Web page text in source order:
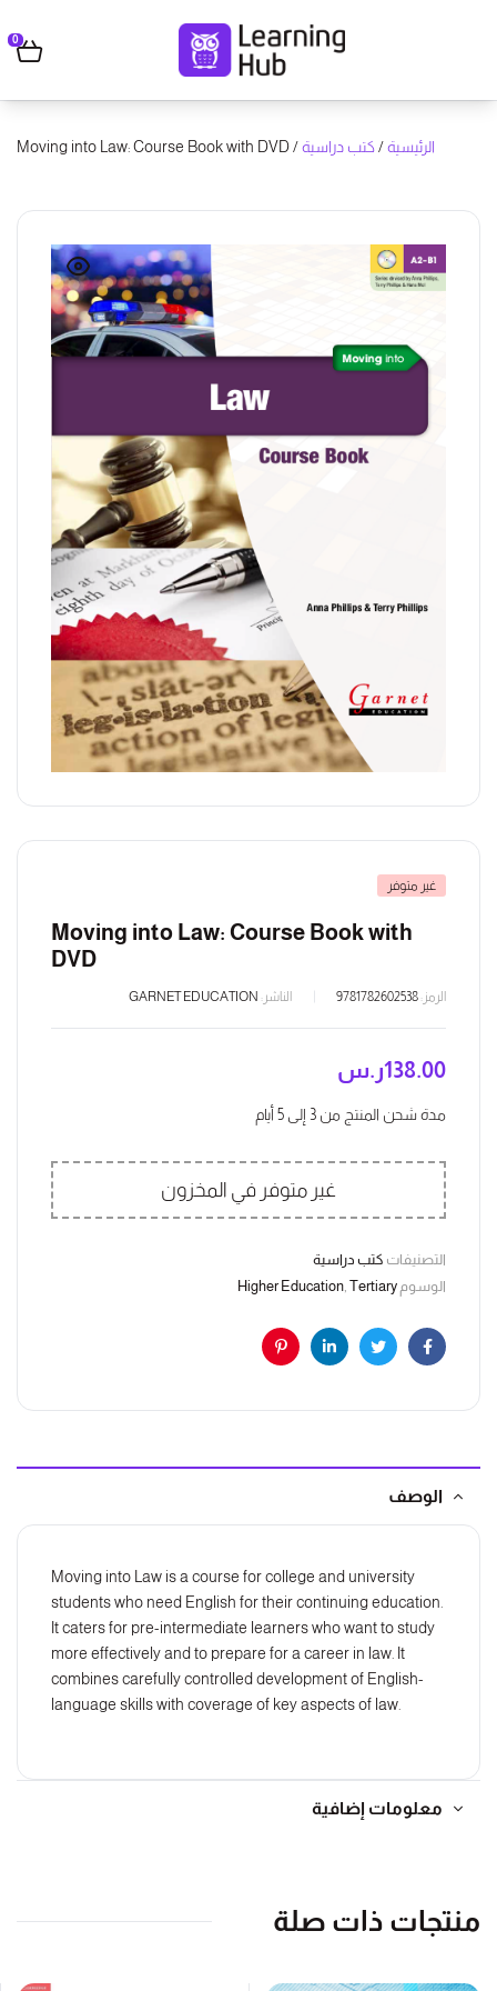
0
الرئيسية/كتب دراسية/ Moving into Law: Course Book with DVD
غير متوفر
Moving into Law: Course Book with
DVD
الرمز: 9781782602538 الناشر: GARNET EDUCATION
ر.س138.00
مدة شحن المنتج من 3 إلى 5 أيام
غير متوفر في المخزون
التصنيفات كتب دراسية
الوسوم
Higher Education, Tertiary
Facebook
Twitter
Linkedin
Pinterest
الوصف
Moving into Law is a course for college and university
students who need English for their continuing education.
It caters for pre-intermediate learners who want to study
more effectively and to prepare for a career in law. It
combines carefully controlled development of English-
language skills with coverage of key aspects of law.
معلومات إضافية
منتجات ذات صلة